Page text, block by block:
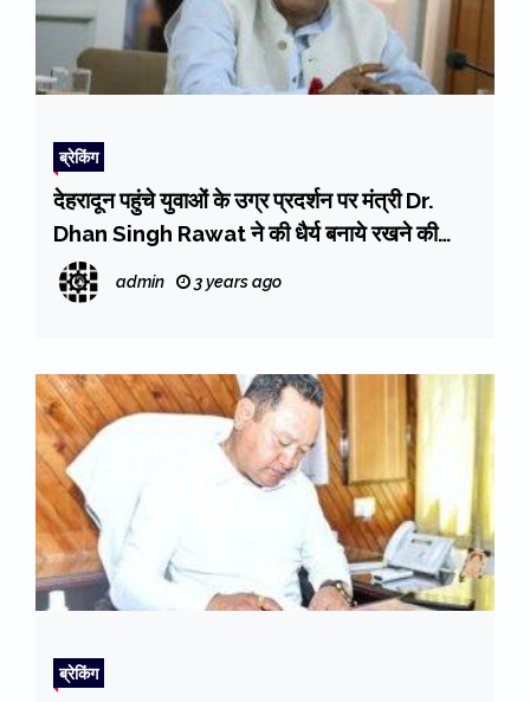
ब्रेकिंग
देहरादून पहुंचे युवाओं के उग्र प्रदर्शन पर मंत्री Dr.
Dhan Singh Rawat ने की धैर्य बनाये रखने की
अपील
admin 3 years ago
ब्रेकिंग